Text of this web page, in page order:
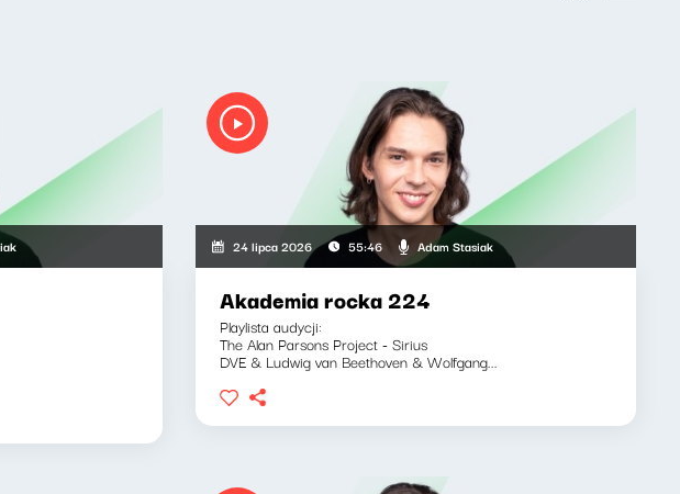
24 lipca 2026 55:46 Adam Stasiak
Akademia rocka 224
Playlista audycji:
The Alan Parsons Project - Sirius
DVE & Ludwig van Beethoven & Wolfgang...